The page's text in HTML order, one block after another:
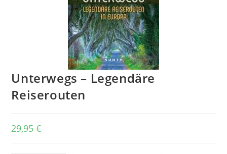
Unterwegs – Legendäre
Reiserouten
29,95€